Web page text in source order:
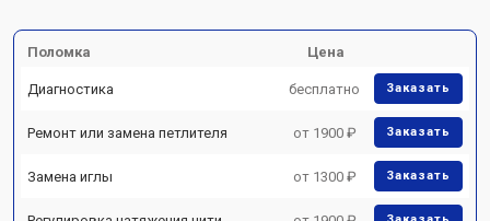
Поломка Цена
Диагностика бесплатно Заказать
Ремонт или замена петлителя от 1900 ₽ Заказать
Замена иглы от 1300 ₽ Заказать